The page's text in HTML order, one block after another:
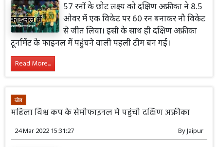
57 रनों के छोट लक्ष्य को दक्षिण अफ्रीका ने 8.5
ओवर में एक विकेट पर 60 रन बनाकर नौ विकेट
से जीत लिया। इसी के साथ ही दक्षिण अफ्रीका
टूर्नामेंट के फाइनल में पहुंचने वाली पहली टीम बन गई।
Read More...
खेल
महिला विश्व कप के सेमीफाइनल में पहुंची दक्षिण अफ्रीका
24 Mar 2022 15:31:27 ByJaipur